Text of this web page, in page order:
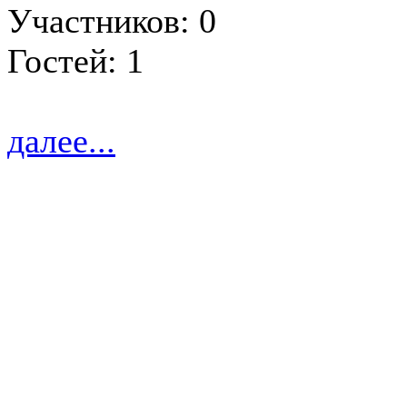
Участников: 0
Гостей: 1
далее...